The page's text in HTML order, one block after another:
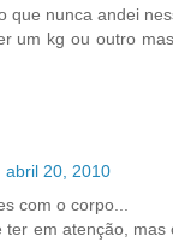
que nunca andei
um kg ou outro
abril 20, 2010
com o corpo...
ter em atenção,